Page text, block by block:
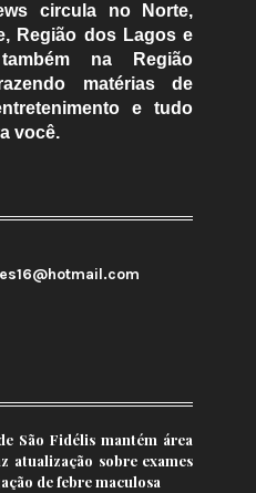
circula no Norte,
Região dos Lagos e
na Região
matérias de
e tudo
você.
São Fidélis mantém área
atualização sobre exames
de febre maculosa